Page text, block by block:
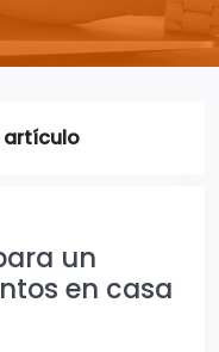
un
en casa